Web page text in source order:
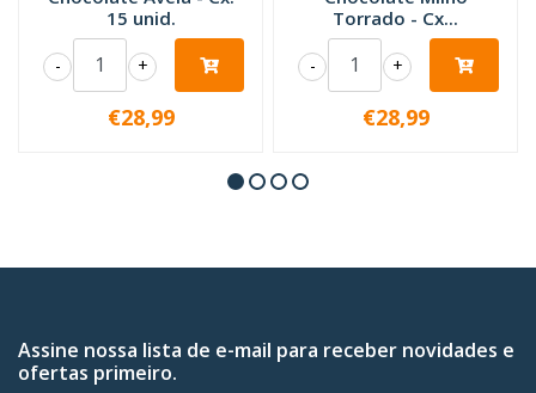
15 unid.
+
-
€28,99
Torrado - Cx...
+
-
€28,99
Assine nossa lista de e-mail para receber novidades e
ofertas primeiro.